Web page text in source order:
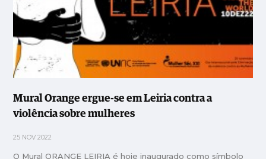
Mural Orange ergue-se em Leiria contra a
violência sobre mulheres
25 NOV 2022
O Mural ORANGE LEIRIA é hoje inaugurado como símbolo